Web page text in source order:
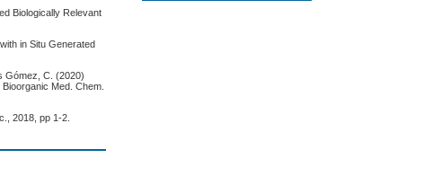
Biologically Relevant
in Situ Generated
Gómez, C. (2020)
Med. Chem.
2018, pp 1-2.